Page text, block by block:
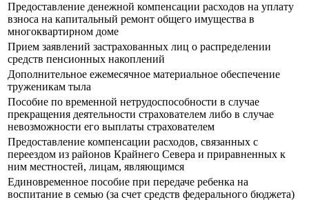
Предоставление денежной компенсации расходов на уплату
взноса на капитальный ремонт общего имущества в
многоквартирном доме
Прием заявлений застрахованных лиц о распределении
средств пенсионных накоплений
Дополнительное ежемесячное материальное обеспечение
труженикам тыла
Пособие по временной нетрудоспособности в случае
прекращения деятельности страхователем либо в случае
невозможности его выплаты страхователем
Предоставление компенсации расходов, связанных с
переездом из районов Крайнего Севера и приравненных к
ним местностей, лицам, являющимся
Единовременное пособие при передаче ребенка на
воспитание в семью (за счет средств федерального бюджета)